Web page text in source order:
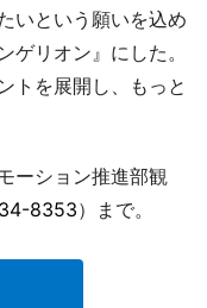
いという願いを込め
ゲリオン』にした。
トを展開し、もっと
ーション推進部観
8353）まで。